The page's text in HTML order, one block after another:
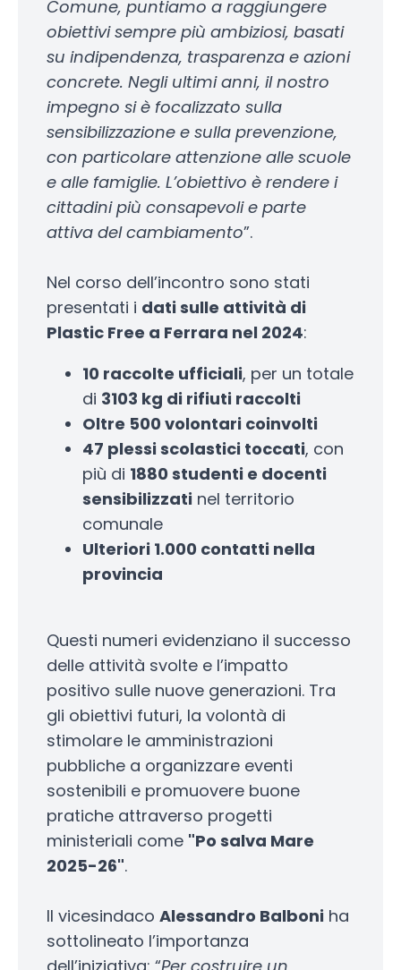
Comune, puntiamo a raggiungere
obiettivi sempre più ambiziosi, basati
su indipendenza, trasparenza e azioni
concrete. Negli ultimi anni, il nostro
impegno si è focalizzato sulla
sensibilizzazione e sulla prevenzione,
con particolare attenzione alle scuole
e alle famiglie. L’obiettivo è rendere i
cittadini più consapevoli e parte
attiva del cambiamento”.
Nel corso dell’incontro sono stati
presentati i dati sulle attività di
Plastic Free a Ferrara nel 2024:
10 raccolte ufficiali, per un totale
di 3103 kg di rifiuti raccolti
Oltre 500 volontari coinvolti
47 plessi scolastici toccati, con
più di 1880 studenti e docenti
sensibilizzati nel territorio
comunale
Ulteriori 1.000 contatti nella
provincia
Questi numeri evidenziano il successo
delle attività svolte e l’impatto
positivo sulle nuove generazioni. Tra
gli obiettivi futuri, la volontà di
stimolare le amministrazioni
pubbliche a organizzare eventi
sostenibili e promuovere buone
pratiche attraverso progetti
ministeriali come "Po salva Mare
2025-26".
Il vicesindaco Alessandro Balboni ha
sottolineato l’importanza